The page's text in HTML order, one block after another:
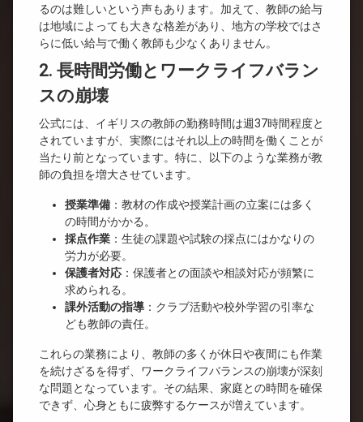
るのは難しいという声もあります。加えて、教師の給与
は地域によっても大きな格差があり、地方の学校ではさ
らに低い給与で働く教師も少なくありません。
2. 長時間労働とワークライフバラン
スの崩壊
公式には、イギリスの教師の勤務時間は週37時間程度と
されていますが、実際にはそれ以上の時間を働くことが
当たり前となっています。特に、以下のような業務が教
師の負担を増大させています。
授業準備 ：教材の作成や授業計画の立案には多く
の時間がかかる。
採点作業 ：生徒の課題や試験の採点にはかなりの
労力が必要。
保護者対応 ：保護者との面談や相談対応が頻繁に
求められる。
課外活動の指導 ：クラブ活動や校外学習の引率な
ども教師の責任。
これらの業務により、教師の多くが休日や夜間にも作業
を続けざるを得ず、ワークライフバランスの崩壊が深刻
な問題となっています。その結果、家庭との時間を確保
できず、心身ともに疲弊するケースが増えています。